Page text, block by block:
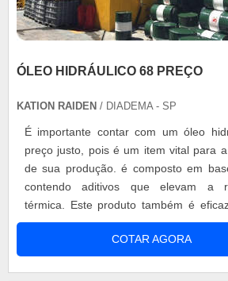
ÓLEO HIDRÁULICO 68 PREÇO
KATION RAIDEN / DIADEMA - SP
É importante contar com um óleo
preço justo, pois é um item vital para
de sua produção. é composto em
contendo aditivos que elevam a
térmica. Este produto também é
desgaste e a oxidação. é perfeito
hidráulicos e de lubrificação que sofrem
de temperatura. A alta aditivação
COTAR AGORA